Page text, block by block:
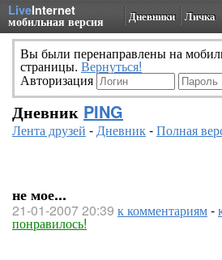
LiveInternet
мобильная версия Дневники Личка
Вы были перенаправлены на
страницы. Вернуться!
Авторизация
Дневник PING
Лента друзей -Дневник-Полная
не мое...
21-01-2007 20:39 к комментариям-
понравилось!